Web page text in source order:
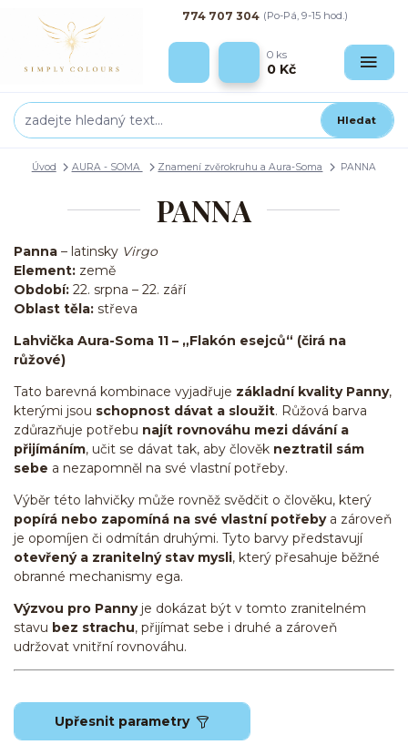
Hledat
774 707 304 (Po-Pá, 9-15 hod.)
0 ks
0 Kč
Úvod AURA - SOMA Znamení zvěrokruhu a Aura-Soma PANNA
PANNA
Panna – latinsky Virgo
Element: země
Období: 22. srpna – 22. září
Oblast těla: střeva
Lahvička Aura-Soma 11 – „Flakón esejců“ (čirá na
růžové)
Tato barevná kombinace vyjadřuje základní kvality Panny,
kterými jsou schopnost dávat a sloužit. Růžová barva
zdůrazňuje potřebu najít rovnováhu mezi dávání a
přijímáním, učit se dávat tak, aby člověk neztratil sám
sebe a nezapomněl na své vlastní potřeby.
Výběr této lahvičky může rovněž svědčit o člověku, který
popírá nebo zapomíná na své vlastní potřebya zároveň
je opomíjen či odmítán druhými. Tyto barvy představují
otevřený a zranitelný stav mysli, který přesahuje běžné
obranné mechanismy ega.
Výzvou pro Pannyje dokázat být v tomto zranitelném
stavu bez strachu, přijímat sebe i druhé a zároveň
udržovat vnitřní rovnováhu.
Upřesnit parametry